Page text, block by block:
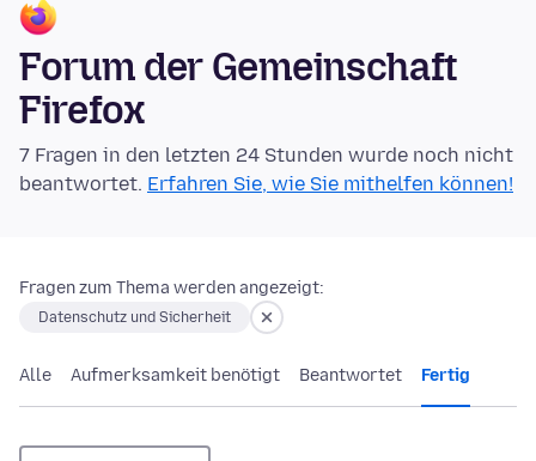
Forum der Gemeinschaft
Firefox
7 Fragen in den letzten 24 Stunden wurde noch nicht
beantwortet. Erfahren Sie, wie Sie mithelfen können!
Fragen zum Thema werden angezeigt:
Datenschutz und Sicherheit
Alle Aufmerksamkeit benötigt Beantwortet Fertig